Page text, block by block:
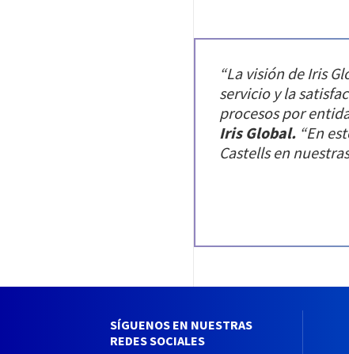
“La visión de Iris
servicio y la
procesos por
Iris Global. “En
Castells en
SÍGUENOS EN NUESTRAS
REDES SOCIALES